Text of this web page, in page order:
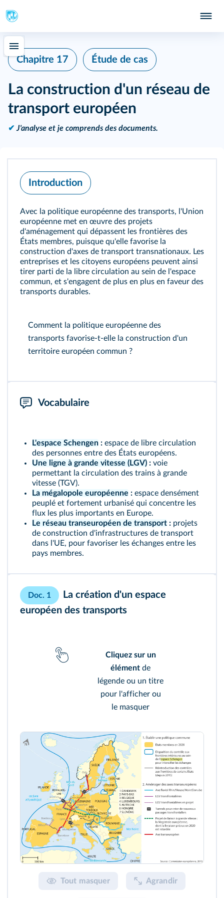
Chapitre 17 Étude de cas
La construction d'un réseau de
transport européen
✔ J'analyse et je comprends des documents.
Introduction
Avec la politique européenne des transports, l'Union
européenne met en œuvre des projets
d'aménagement qui dépassent les frontières des
États membres, puisque qu'elle favorise la
construction d'axes de transport transnationaux. Les
entreprises et les citoyens européens peuvent ainsi
tirer parti de la libre circulation au sein de l'espace
commun, et s'engagent de plus en plus en faveur des
transports durables.
Comment la politique européenne des
transports favorise-t-elle la construction d'un
territoire européen commun ?
Vocabulaire
L'espace Schengen : espace de libre circulation
des personnes entre des États européens.
Une ligne à grande vitesse (LGV) : voie
permettant la circulation des trains à grande
vitesse (TGV).
La mégalopole européenne : espace densément
peuplé et fortement urbanisé qui concentre les
flux les plus importants en Europe.
Le réseau transeuropéen de transport : projets
de construction d'infrastructures de transport
dans l'UE, pour favoriser les échanges entre les
pays membres.
Doc. 1
La création d'un espace
européen des transports
Cliquez sur un
élément de
légende ou un titre
pour l'afficher ou
le masquer
Tout masquer Agrandir